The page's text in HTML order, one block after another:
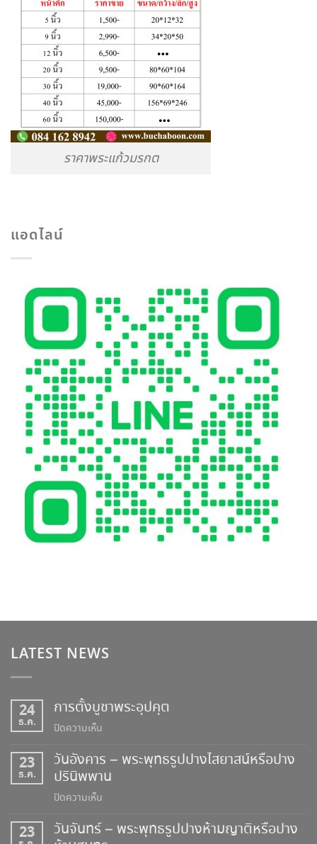
ราคาพระแก้วมรกต
แอดไลน์
LATEST NEWS
24
ธ.ค.
การตั้งบูชาพระอุปคุต
ปิดความเห็น
ตั้ง
บูชา
คุต
23
ธ.ค.
วันอังคาร – พระพุทธรูปปางไสยาสน์หรือปาง
ปรินิพพาน
ปิดความเห็น
อังคาร
23
วันจันทร์ – พระพุทธรูปปางห้ามญาติหรือปาง